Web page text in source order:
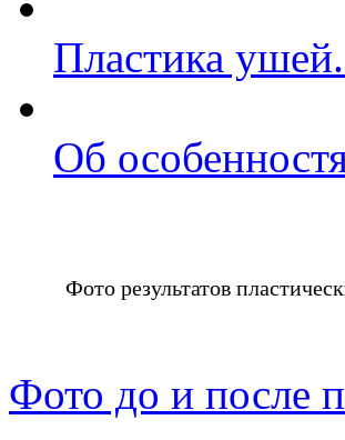
Пластика
Об
Фото результатов
Фото до и после